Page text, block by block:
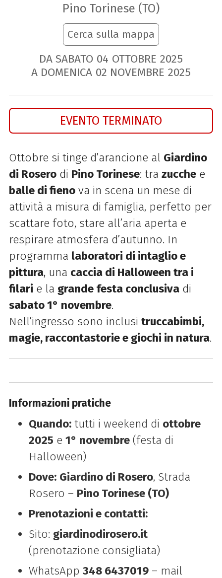
Pino Torinese (TO)
Cerca sulla mappa
DA SABATO 04 OTTOBRE 2025
A DOMENICA 02 NOVEMBRE 2025
EVENTO TERMINATO
Ottobre si tinge d’arancione al Giardino
di Roserodi Pino Torinese: tra zucchee
balle di fienova in scena un mese di
attività a misura di famiglia, perfetto per
scattare foto, stare all’aria aperta e
respirare atmosfera d’autunno. In
programma laboratori di intaglio e
pittura, una caccia di Halloween tra i
filari e la grande festa conclusivadi
sabato 1° novembre.
Nell’ingresso sono inclusi truccabimbi,
magie, raccontastorie e giochi in natura.
Informazioni pratiche
Quando:tutti i weekend di ottobre
2025 e 1° novembre(festa di
Halloween)
Dove: Giardino di Rosero, Strada
Rosero – Pino Torinese (TO)
Prenotazioni e contatti:
Sito: giardinodirosero.it
(prenotazione consigliata)
WhatsApp 348 6437019– mail